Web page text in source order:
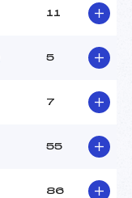
11
5
7
55
86